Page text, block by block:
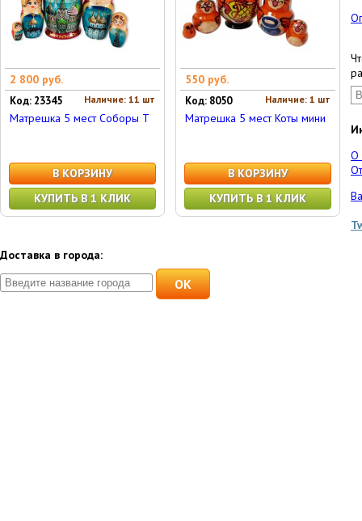
2 800 руб.
Наличие: 11 шт
Код: 23345
Матрешка 5 мест Соборы Т
В КОРЗИНУ
КУПИТЬ В 1 КЛИК
550 руб.
Наличие: 1 шт
Код: 8050
Матрешка 5 мест Коты мини
В КОРЗИНУ
КУПИТЬ В 1 КЛИК
О
Доставка в города:
OK